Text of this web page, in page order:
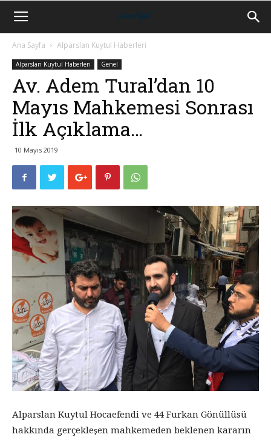
Ana Sayfa Alparslan Kuytul Haberleri
Alparslan Kuytul Haberleri Genel
Av. Adem Tural’dan 10
Mayıs Mahkemesi Sonrası
İlk Açıklama…
10 Mayıs 2019
Alparslan Kuytul Hocaefendi ve 44 Furkan Gönüllüsü
hakkında gerçekleşen mahkemeden beklenen kararın